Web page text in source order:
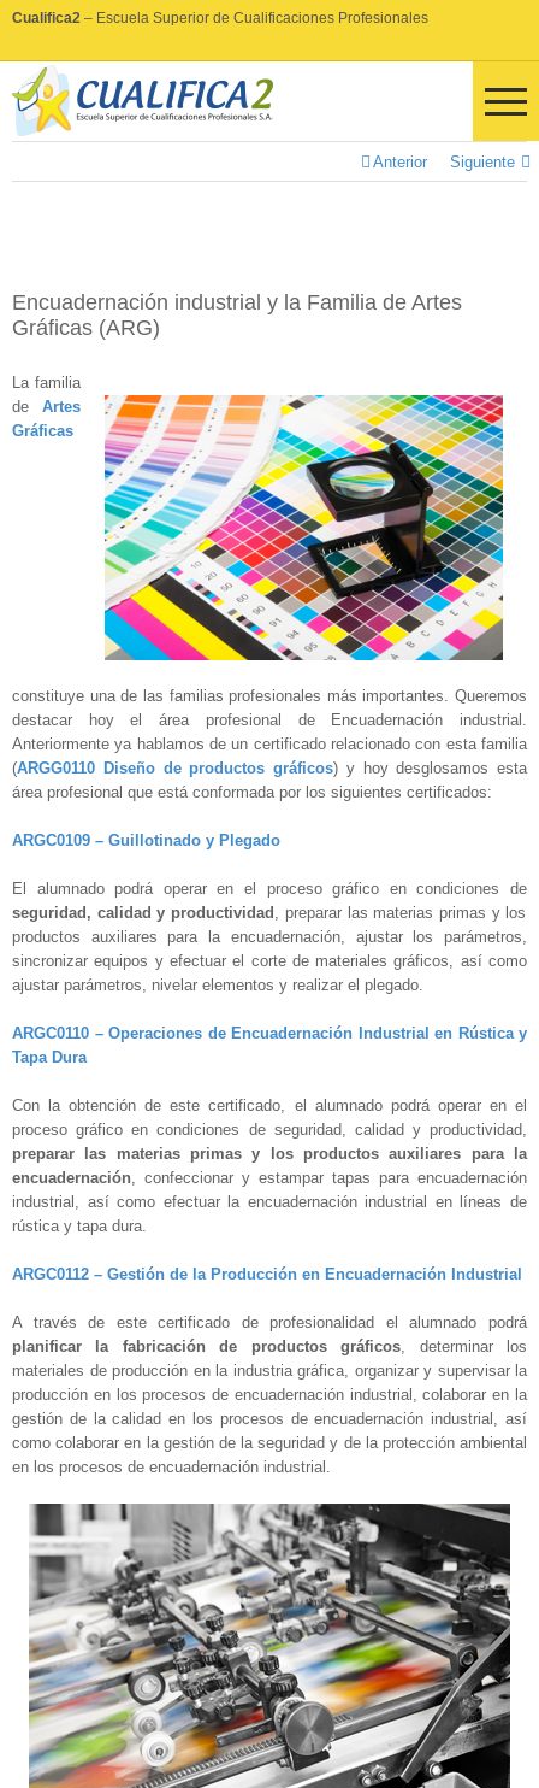
Cualifica2 – Escuela Superior de Cualificaciones Profesionales
Anterior Siguiente
Encuadernación industrial y la Familia de Artes
Gráficas (ARG)
La familia
de Artes
Gráficas
constituye una de las familias profesionales más importantes. Queremos
destacar hoy el área profesional de Encuadernación industrial.
Anteriormente ya hablamos de un certificado relacionado con esta familia
(ARGG0110 Diseño de productos gráficos) y hoy desglosamos esta
área profesional que está conformada por los siguientes certificados:
ARGC0109 – Guillotinado y Plegado
El alumnado podrá operar en el proceso gráfico en condiciones de
seguridad, calidad y productividad , preparar las materias primas y los
productos auxiliares para la encuadernación, ajustar los parámetros,
sincronizar equipos y efectuar el corte de materiales gráficos, así como
ajustar parámetros, nivelar elementos y realizar el plegado.
ARGC0110 – Operaciones de Encuadernación Industrial en Rústica y
Tapa Dura
Con la obtención de este certificado, el alumnado podrá operar en el
proceso gráfico en condiciones de seguridad, calidad y productividad,
preparar las materias primas y los productos auxiliares para la
encuadernación, confeccionar y estampar tapas para encuadernación
industrial, así como efectuar la encuadernación industrial en líneas de
rústica y tapa dura.
ARGC0112 – Gestión de la Producción en Encuadernación Industrial
A través de este certificado de profesionalidad el alumnado podrá
planificar la fabricación de productos gráficos, determinar los
materiales de producción en la industria gráfica, organizar y supervisar la
producción en los procesos de encuadernación industrial, colaborar en la
gestión de la calidad en los procesos de encuadernación industrial, así
como colaborar en la gestión de la seguridad y de la protección ambiental
en los procesos de encuadernación industrial.